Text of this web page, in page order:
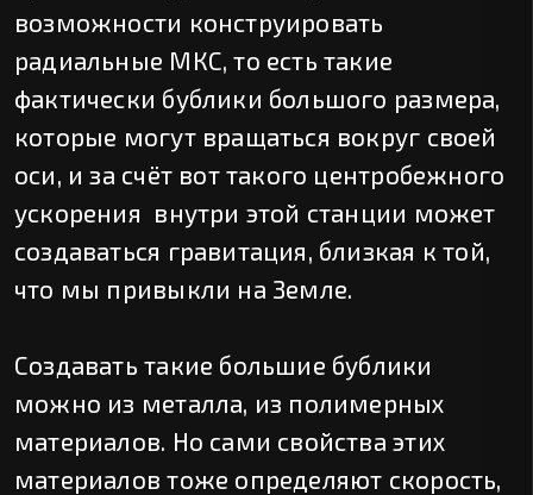
возможности конструировать
радиальные МКС, то есть такие
фактически бублики большого размера,
которые могут вращаться вокруг своей
оси, и за счёт вот такого центробежного
ускорения внутри этой станции может
создаваться гравитация, близкая к той,
что мы привыкли на Земле.
Создавать такие большие бублики
можно из металла, из полимерных
материалов. Но сами свойства этих
материалов тоже определяют скорость,